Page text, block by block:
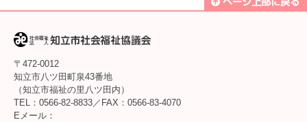
〒472-0012
知立市八ツ田町泉43番地
（知立市福祉の里八ツ田内）
TEL：0566-82-8833／FAX：0566-83-4070
Eメール：